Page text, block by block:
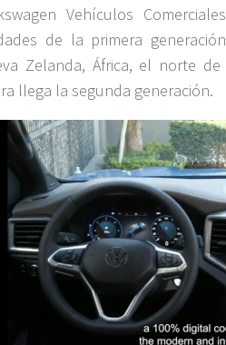
Vehículos
de la primera
Zelanda, África, el norte de
llega la segunda generación.